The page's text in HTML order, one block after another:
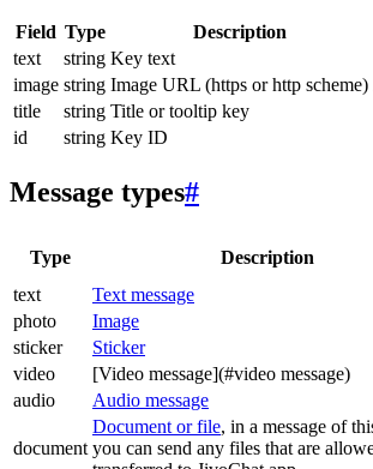
Field Type Description
text
string Key text
image string Image URL (https or http scheme)
title
string Title or tooltip key
id
string Key ID
Message types#
Type Description
text
Text message
photo
Image
sticker
Sticker
video
[Video message](#video message)
audio
Audio message
document
Document or file, in a message of
you can send any files that are